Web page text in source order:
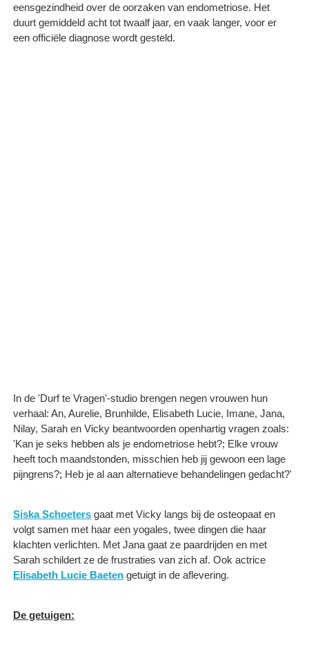
eensgezindheid over de oorzaken van endometriose. Het
duurt gemiddeld acht tot twaalf jaar, en vaak langer, voor er
een officiële diagnose wordt gesteld.
In de 'Durf te Vragen'-studio brengen negen vrouwen hun
verhaal: An, Aurelie, Brunhilde, Elisabeth Lucie, Imane, Jana,
Nilay, Sarah en Vicky beantwoorden openhartig vragen zoals:
'Kan je seks hebben als je endometriose hebt?; Elke vrouw
heeft toch maandstonden, misschien heb jij gewoon een lage
pijngrens?; Heb je al aan alternatieve behandelingen gedacht?'
Siska Schoeters gaat met Vicky langs bij de osteopaat en
volgt samen met haar een yogales, twee dingen die haar
klachten verlichten. Met Jana gaat ze paardrijden en met
Sarah schildert ze de frustraties van zich af. Ook actrice
Elisabeth Lucie Baeten getuigt in de aflevering.
De getuigen: